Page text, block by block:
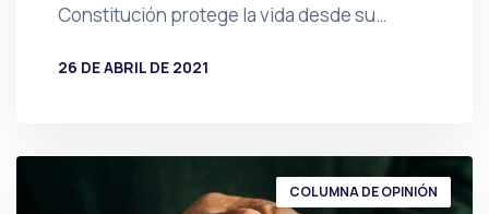
Constitución protege la vida desde su…
26 DE ABRIL DE 2021
COLUMNA DE OPINIÓN